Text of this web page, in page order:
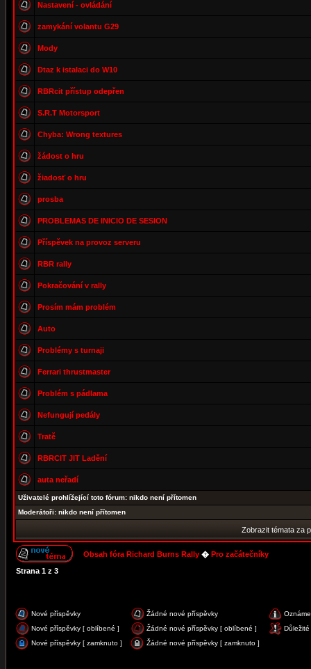
Nastavení - ovládání
zamykání volantu G29
Mody
Dtaz k istalaci do W10
RBRcit přístup odepřen
S.R.T Motorsport
Chyba: Wrong textures
žádost o hru
žiadosť o hru
prosba
PROBLEMAS DE INICIO DE SESION
Příspěvek na provoz serveru
RBR rally
Pokračování v rally
Prosím mám problém
Auto
Problémy s turnaji
Ferrari thrustmaster
Problém s pádlama
Nefungují pedály
Tratě
RBRCIT JIT Ladění
auta neřadí
Uživatelé prohlížející toto fórum: nikdo není přítomen
Moderátoři: nikdo není přítomen
Zobrazit témata za
Obsah fóra Richard Burns Rally � Pro začátečníky
Strana 1 z 3
Nové příspěvky Žádné nové příspěvky
Nové příspěvky [ oblíbené ]
Žádné nové příspěvky [ oblíbené ]
Důležité
Nové příspěvky [ zamknuto ]
Žádné nové příspěvky [ zamknuto ]